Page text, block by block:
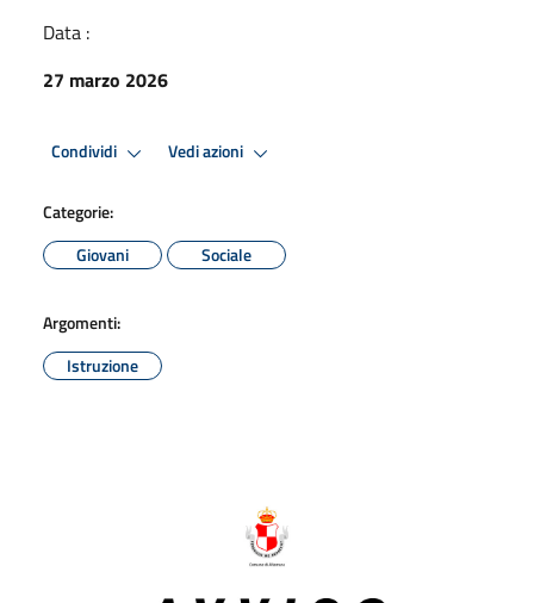
Data :
27 marzo 2026
Condividi Vedi azioni
Categorie:
Giovani
Sociale
Argomenti:
Istruzione